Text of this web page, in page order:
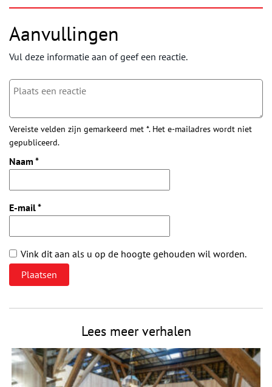
Aanvullingen
Vul deze informatie aan of geef een reactie.
Vereiste velden zijn gemarkeerd met *. Het e-mailadres wordt niet
gepubliceerd.
Naam *
E-mail*
Vink dit aan als u op de hoogte gehouden wil worden.
Lees meer verhalen